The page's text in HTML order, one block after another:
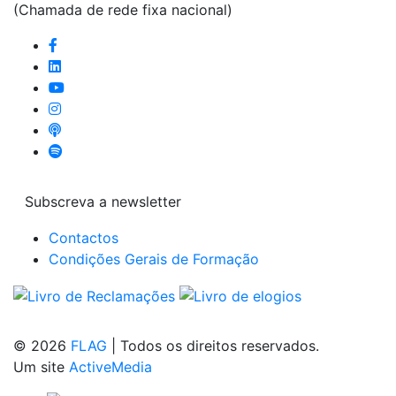
(Chamada de rede fixa nacional)
Subscreva a newsletter
Contactos
Condições Gerais de Formação
© 2026 FLAG
Todos os direitos reservados.
Um site ActiveMedia